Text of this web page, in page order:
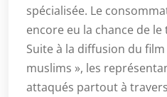
spécialisée. Le
encore eu la chance de
Suite à la diffusion du
muslims », les
attaqués partout à